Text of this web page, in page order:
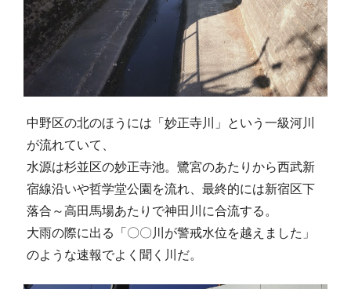
中野区の北のほうには「妙正寺川」という一級河川
が流れていて、
水源は杉並区の妙正寺池。鷺宮のあたりから西武新
宿線沿いや哲学堂公園を流れ、最終的には新宿区下
落合～高田馬場あたりで神田川に合流する。
大雨の際に出る「〇〇川が警戒水位を越えました」
のような速報でよく聞く川だ。